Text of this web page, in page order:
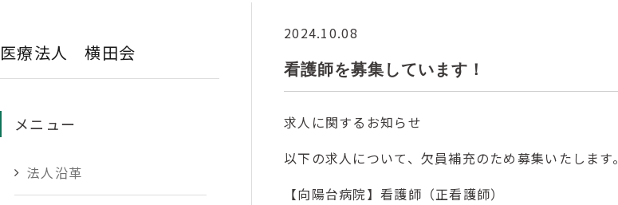
2024.10.08
看護師を募集しています！
求人に関するお知らせ
以下の求人について、欠員補充のため募集いたします。
【向陽台病院】看護師（正看護師）
医療法人 横田会
メニュー
法人沿革